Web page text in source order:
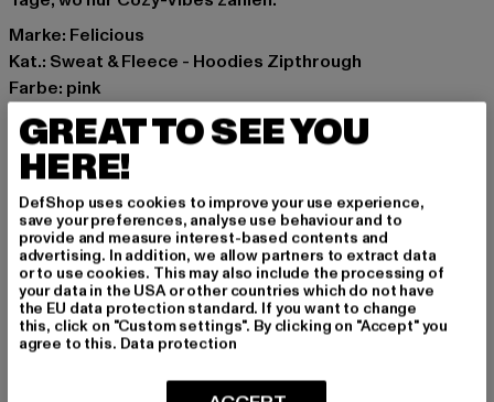
Marke: Felicious
Kat.: Sweat & Fleece - Hoodies Zipthrough
Farbe: pink
Hersteller Farbe: pink
Materialzusammensetzung: 65% Baumwolle, 35%
Polyester
Art.Nr: PD00001221-00185
Hersteller: Urban Styles Agency GmbH & Co. KG |
agentur@urbanstylesagency.com
Schanzenstraße 41 | 51063 Köln | DE
GRÖSSE & PASSFORM
GREAT TO SEE YOU
HERE!
DefShop uses cookies to improve your use experience,
save your preferences, analyse use behaviour and to
provide and measure interest-based contents and
advertising. In addition, we allow partners to extract data
or to use cookies. This may also include the processing of
your data in the USA or other countries which do not have
the EU data protection standard. If you want to change
this, click on "Custom settings". By clicking on "Accept" you
agree to this. Data protection